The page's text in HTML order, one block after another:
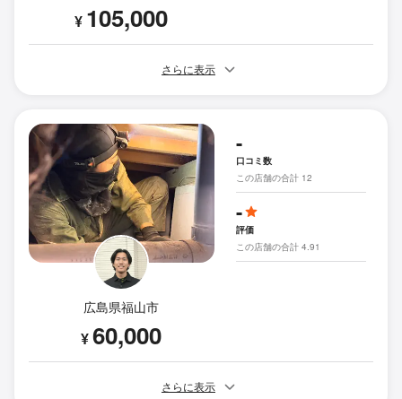
¥ 105,000
さらに表示
広島県福山市
¥60,000
-
口コミ数
この店舗の合計 12
-
評価
この店舗の合計 4.91
さらに表示